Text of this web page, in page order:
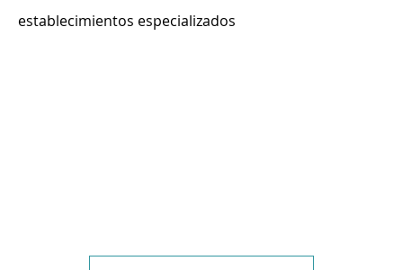
establecimientos especializados